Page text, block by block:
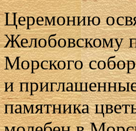
Церемонию
Желобовскому
Морского
и
памятника